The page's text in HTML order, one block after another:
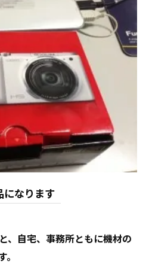
になります
、自宅、事務所ともに機材の